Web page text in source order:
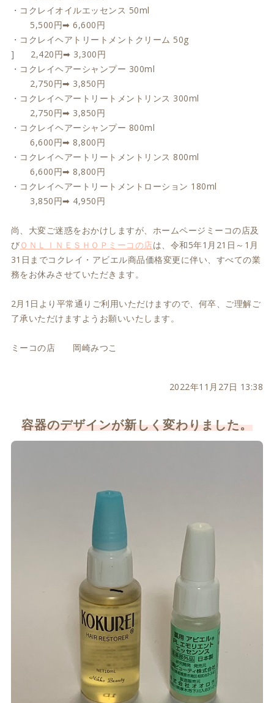
・コクレイオイルエッセンス 50ml
5,500円➡ 6,600円
・コクレイヘアトリートメントクリーム 50g
] 2,420円➡ 3,300円
・コクレイヘアーシャンプー 300ml
2,750円➡ 3,850円
・コクレイヘアートリートメントリンス 300ml
2,750円➡ 3,850円
・コクレイヘアーシャンプー 800ml
6,600円➡ 8,800円
・コクレイヘアートリートメントリンス 800ml
6,600円➡ 8,800円
・コクレイヘアートリートメントローション 180ml
3,850円➡ 4,950円
尚、大変ご迷惑をおかけしますが、ホームページミーコの店及
びＯＮＬＩＮＥＳＨＯＰミーコの店は、令和5年1月21日～1月
31日までコクレイ・アビエル商品価格変更に伴い、すべての業
務をお休みさせていただきます。
2月1日より平常通りご利用いただけますので、何卒、ご理解ご
了承いただけますようお願いいたします。
ミーコの店 岡崎みつこ
2022年11月27日 13:38
容器のデザインが新しく変わりました。